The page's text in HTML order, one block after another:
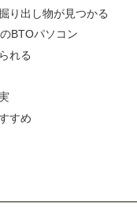
り出し物が見つかる
BTOパソコン
れる
すめ